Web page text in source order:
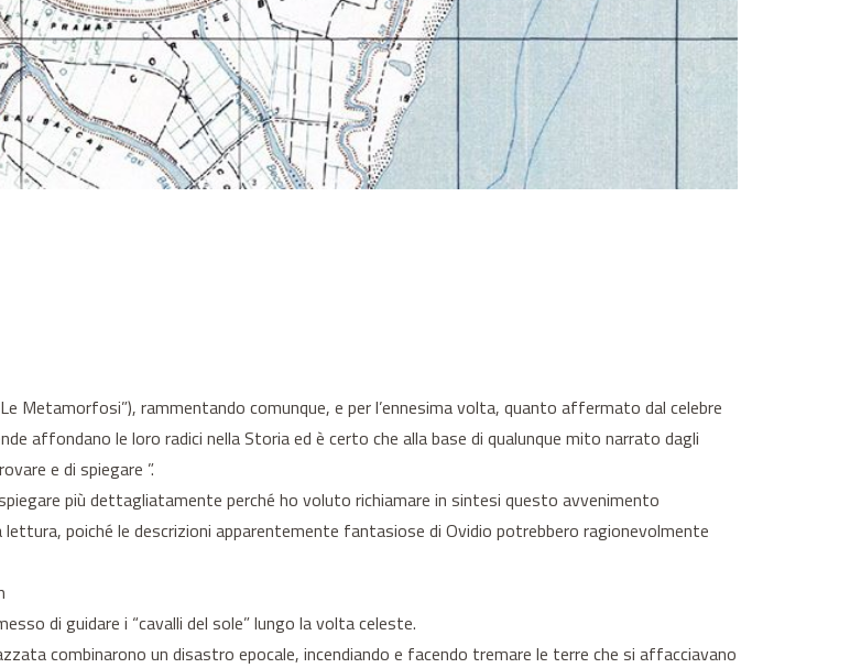
Metamorfosi”), rammentando comunque, e per l’ennesima volta, quanto affermato dal celebre
affondano le loro radici nella Storia ed è certo che alla base di qualunque mito narrato dagli
e di spiegare ”.
più dettagliatamente perché ho voluto richiamare in sintesi questo avvenimento
poiché le descrizioni apparentemente fantasiose di Ovidio potrebbero ragionevolmente
di guidare i “cavalli del sole” lungo la volta celeste.
combinarono un disastro epocale, incendiando e facendo tremare le terre che si affacciavano